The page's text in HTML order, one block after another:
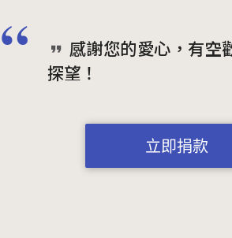
感謝您的愛心，有空
探望！
立即捐款